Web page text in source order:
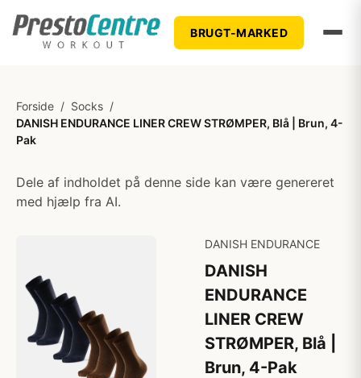
BRUGT-MARKED
Forside / Socks /
DANISH ENDURANCE LINER CREW STRØMPER, Blå | Brun, 4-
Pak
Dele af indholdet på denne side kan være genereret
med hjælp fra AI.
DANISH ENDURANCE
DANISH
ENDURANCE
LINER CREW
STRØMPER, Blå |
Brun, 4-Pak